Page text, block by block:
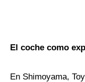
El coche como
En Shimoyama,